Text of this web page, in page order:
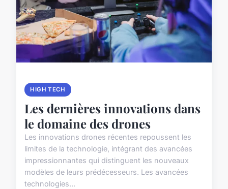
HIGH TECH
Les dernières innovations dans
le domaine des drones
Les innovations drones récentes repoussent les
limites de la technologie, intégrant des avancées
impressionnantes qui distinguent les nouveaux
modèles de leurs prédécesseurs. Les avancées
technologies...